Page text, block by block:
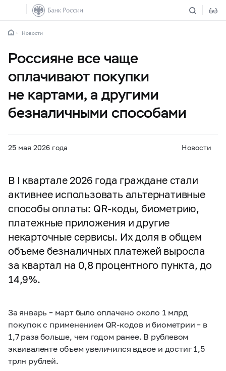
Новости
Россияне все чаще
оплачивают покупки
не картами, а другими
безналичными способами
25 мая 2026 года Новости
В I квартале 2026 года граждане стали
активнее использовать альтернативные
способы оплаты: QR-коды, биометрию,
платежные приложения и другие
некарточные сервисы. Их доля в общем
объеме безналичных платежей выросла
за квартал на 0,8 процентного пункта, до
14,9%.
За январь – март было оплачено около 1 млрд
покупок с применением QR-кодов и биометрии – в
1,7 раза больше, чем годом ранее. В рублевом
эквиваленте объем увеличился вдвое и достиг 1,5
трлн рублей.